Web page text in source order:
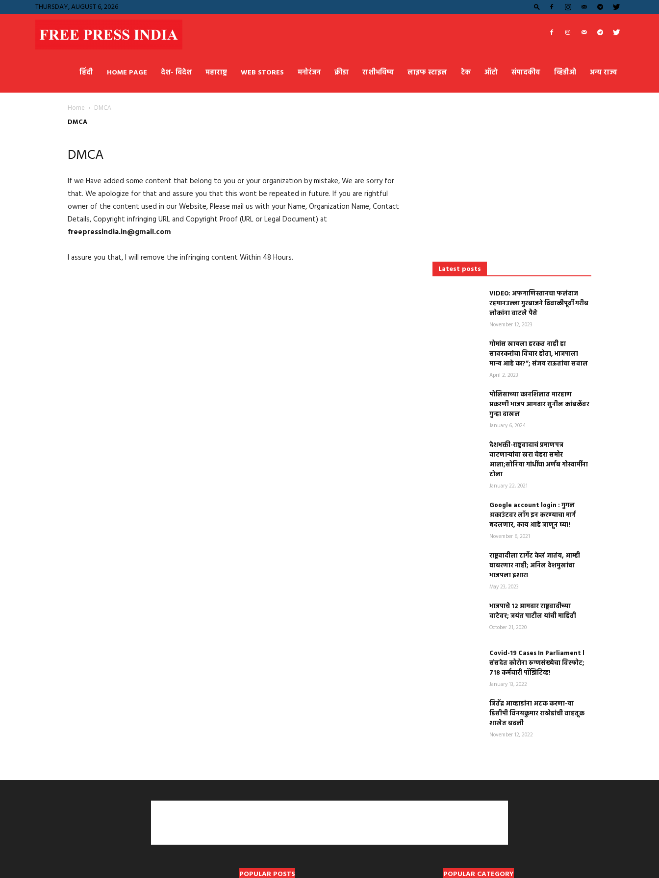
THURSDAY, AUGUST 6, 2026
Press
हिंदी HOME PAGE देश- विदेश महाराष्ट्र WEB STORES मनोरंजन क्रीडा राशीभविष्य लाइफ स्टाइल टेक ऑटो संपादकीय व्हिडीओ अन्य राज्य
Home DMCA
DMCA
DMCA
If we Have added some content that belong to you or your organization by mistake, We are sorry for
that. We apologize for that and assure you that this wont be repeated in future. If you are rightful
owner of the content used in our Website, Please mail us with your Name, Organization Name, Contact
Details, Copyright infringing URL and Copyright Proof (URL or Legal Document) at
freepressindia.in@gmail.com
I assure you that, I will remove the infringing content Within 48 Hours.
Latest posts
VIDEO: अफगाणिस्तानचा फलंदाज
रहमानउल्ला गुरबाजने दिवाळीपूर्वी गरीब
लोकांना वाटले पैसे
November 12, 2023
गोमांस खायला हरकत नाही हा
सावरकरांचा विचार होता, भाजपाला
मान्य आहे का?”; संजय राऊतांचा सवाल
April 2, 2023
पोलिसाच्या कानशिलात मारहाण
प्रकरणी भाजप आमदार सुनील कांबळेंवर
गुन्हा दाखल
January 6, 2024
देशभक्ती-राष्ट्रवादाचं प्रमाणपत्र
वाटणाऱ्यांचा खरा चेहरा समोर
आला;सोनिया गांधींचा अर्णब गोस्वामींना
टोला
January 22, 2021
Google account login : गुगल
अकाउंटवर लॉग इन करण्याचा मार्ग
बदलणार, काय आहे जाणून घ्या!
November 6, 2021
राष्ट्रवादीला टार्गेट केलं जातंय, आम्ही
घाबरणार नाही; अनिल देशमुखांचा
भाजपला इशारा
May 23, 2023
भाजपाचे १२ आमदार राष्ट्रवादीच्या
वाटेवर; जयंत पाटील यांची माहिती
October 21, 2020
Covid-19 Cases In Parliament l
संसदेत कोरोना रुग्णसंख्येचा विस्फोट;
७१८ कर्मचारी पॉझिटिव्ह!
January 13, 2022
जितेंद्र आव्हाडांना अटक करणा-या
डिसीपी विनयकुमार राठोडांची वाहतूक
शाखेत बदली
November 12, 2022
POPULAR POSTS POPULAR CATEGORY